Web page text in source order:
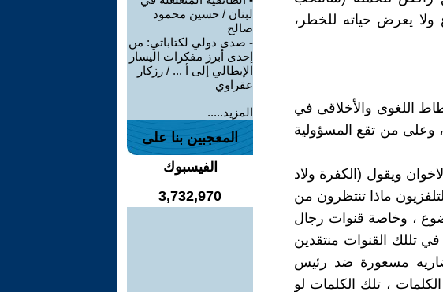
ولا يعرض حياته للخطر،
اللغوى والأخلاقى في
، وعلى من تقع المسؤولية
ويقول (الكفرة ولاد
ماذا تنتظرون من
، وخاصة قنوات رجال
تللك القنوات منتقدين
مسعورة ضد رئيس
، تلك الكلمات لو
لبنان / حسين محمود
صالح
- صدى دولي لكتاباتي: من
إحدى أبرز مفكرات اليسار
الإيطالي إلى أ ... / رزكار
عقراوي
المزيد.....
المعجبين بنا على
الفيسبوك
3,732,970